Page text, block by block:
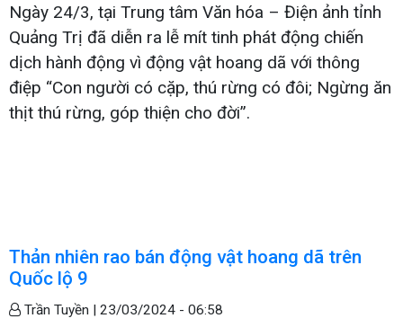
Ngày 24/3, tại Trung tâm Văn hóa – Điện ảnh tỉnh
Quảng Trị đã diễn ra lễ mít tinh phát động chiến
dịch hành động vì động vật hoang dã với thông
điệp “Con người có cặp, thú rừng có đôi; Ngừng ăn
thịt thú rừng, góp thiện cho đời”.
Thản nhiên rao bán động vật hoang dã trên
Quốc lộ 9
Trần Tuyền | 23/03/2024 - 06:58